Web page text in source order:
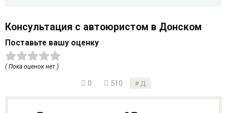
Консультация с автоюристом в Донском
Поставьте вашу оценку
( Пока оценок нет )
0 510 Д